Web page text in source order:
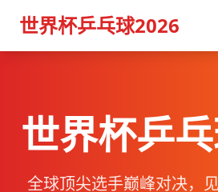
世界杯乒乓球2026
世界杯乒
全球顶尖选手巅峰对决，